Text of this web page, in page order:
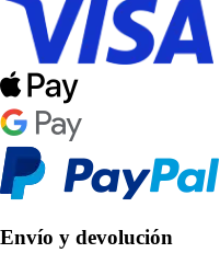
Envío y devolución